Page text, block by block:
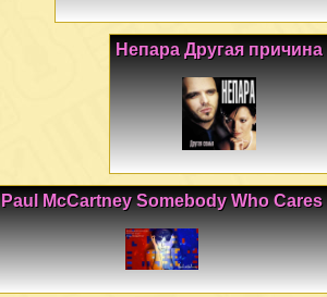
Непара Другая причина
Paul McCartney Somebody Who Cares